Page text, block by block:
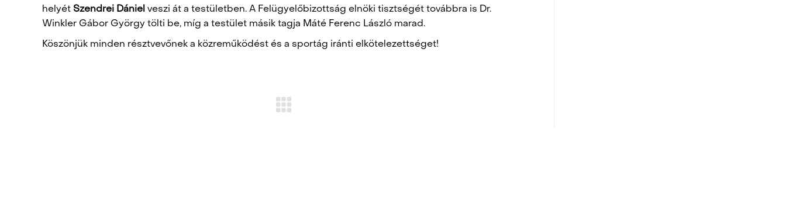
helyét Szendrei Dániel veszi át a testületben. A Felügyelőbizottság elnöki tisztségét továbbra is Dr.
Winkler Gábor György tölti be, míg a testület másik tagja Máté Ferenc László marad.
Köszönjük minden résztvevőnek a közreműködést és a sportág iránti elkötelezettséget!